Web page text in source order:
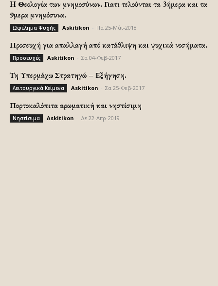
H Θεολογία των μνημοσύνων. Γιατι τελούνται τα 3ήμερα και τα
9μερα μνημόσυνα.
Ωφέλημα Ψυχής Askitikon Πα 25-Μάι-2018
Προσευχή για απαλλαγή από κατάθλιψη και ψυχικά νοσήματα.
Προσευχές Askitikon Σα 04-Φεβ-2017
Τη Υπερμάχω Στρατηγώ – Εξήγηση.
Λειτουργικά Κείμενα Askitikon Σα 25-Φεβ-2017
Πορτοκαλόπιτα αρωματική και νηστίσιμη
Νηστίσιμα Askitikon Δε 22-Απρ-2019